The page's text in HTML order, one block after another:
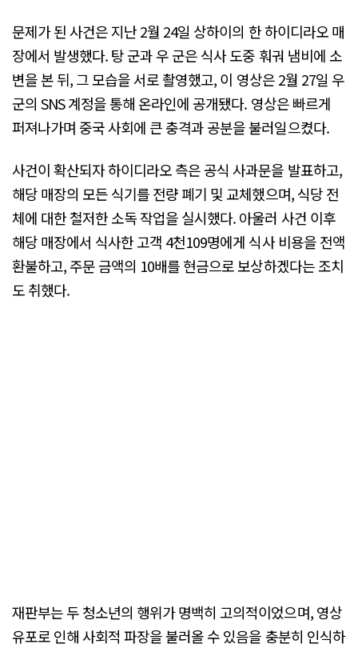
문제가 된 사건은 지난 2월 24일 상하이의 한 하이디라오 매
장에서 발생했다. 탕 군과 우 군은 식사 도중 훠궈 냄비에 소
변을 본 뒤, 그 모습을 서로 촬영했고, 이 영상은 2월 27일 우
군의 SNS 계정을 통해 온라인에 공개됐다. 영상은 빠르게
퍼져나가며 중국 사회에 큰 충격과 공분을 불러일으켰다.
사건이 확산되자 하이디라오 측은 공식 사과문을 발표하고,
해당 매장의 모든 식기를 전량 폐기 및 교체했으며, 식당 전
체에 대한 철저한 소독 작업을 실시했다. 아울러 사건 이후
해당 매장에서 식사한 고객 4천109명에게 식사 비용을 전액
환불하고, 주문 금액의 10배를 현금으로 보상하겠다는 조치
도 취했다.
재판부는 두 청소년의 행위가 명백히 고의적이었으며, 영상
유포로 인해 사회적 파장을 불러올 수 있음을 충분히 인식하